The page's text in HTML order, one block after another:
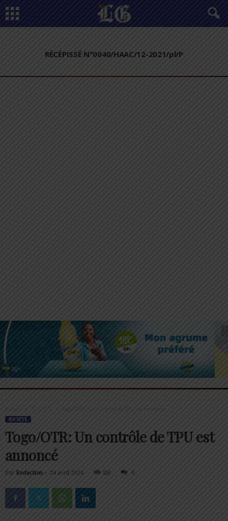
RÉCÉPISSÉ N°0040/HAAC/12-2021/pl/P
Accueil Togo/OTR: Un contrôle de TPU est annoncé
SOCIÉTÉ
Togo/OTR: Un contrôle de TPU est
annoncé
Par Redaction - 24 avril 2024 158 0